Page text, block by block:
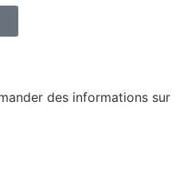
des informations sur